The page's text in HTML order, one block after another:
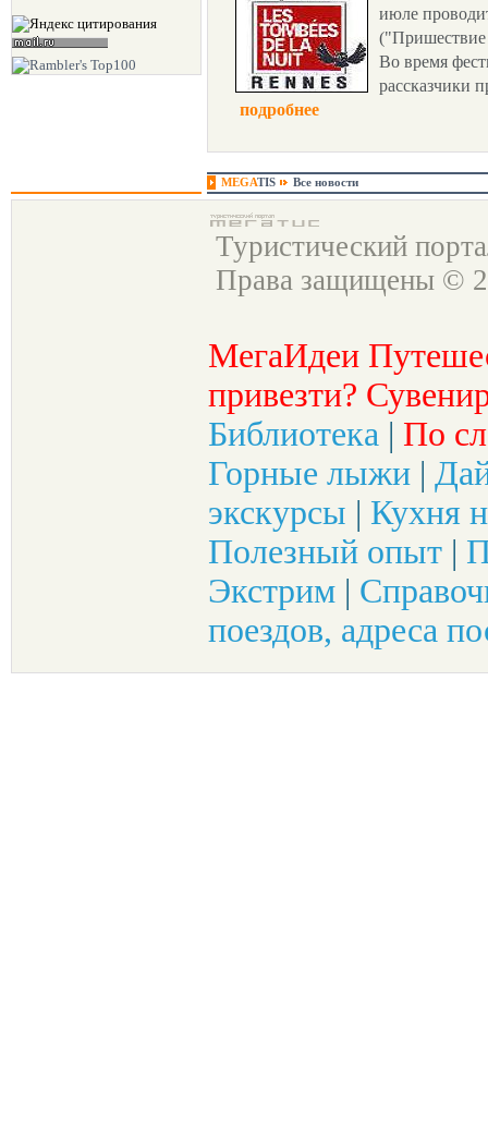
июле
Во время
рассказчики
подробнее
MEGATIS Все новости
Туристический
Права защищены ©
МегаИдеи
привезти?
Библиотека | По
Горные лыжи |
экскурсы | Кухня
Полезный опыт |
Экстрим |
поездов, адреса